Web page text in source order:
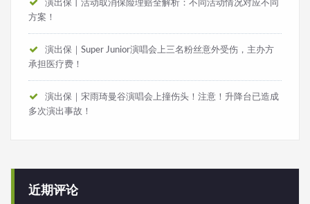
演出保丨活动取消保险理赔全解析：不同活动情况对应不同
方案！
演出保｜Super Junior演唱会上三名粉丝意外受伤，主办方
承担医疗费！
演出保｜宋雨琦曼谷演唱会上撞伤头！注意！升降台已造成
多次演出事故！
近期评论